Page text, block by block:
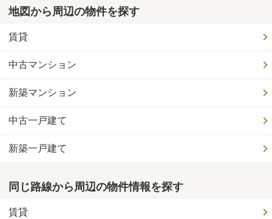
地図から周辺の物件を探す
賃貸
中古マンション
新築マンション
中古一戸建て
新築一戸建て
同じ路線から周辺の物件情報を探す
賃貸